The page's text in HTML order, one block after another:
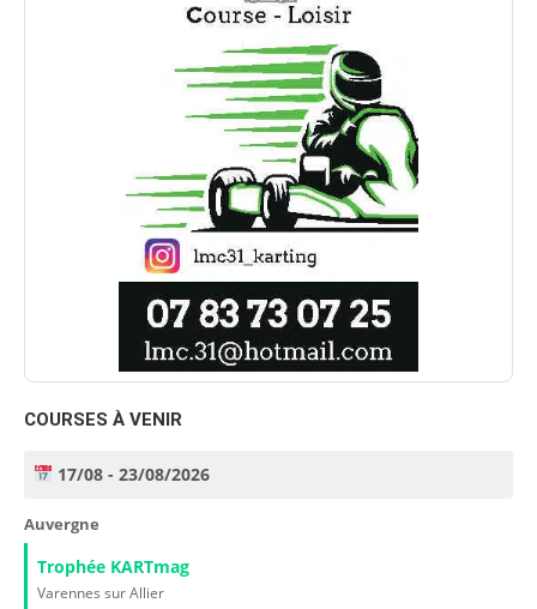
COURSES À VENIR
17/08 - 23/08/2026
Auvergne
Trophée KARTmag
Varennes sur Allier